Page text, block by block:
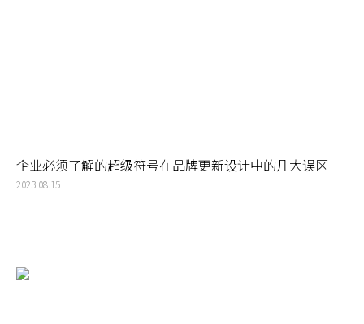
企业必须了解的超级符号在品牌更新设计中的几大误区
2023.08.15